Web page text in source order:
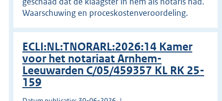
Waarschuwing en proceskostenveroordeling.
ECLI:NL:TNORARL:2026:14 Kamer
voor het notariaat Arnhem-
Leeuwarden C/05/459357 KL RK 25-
159